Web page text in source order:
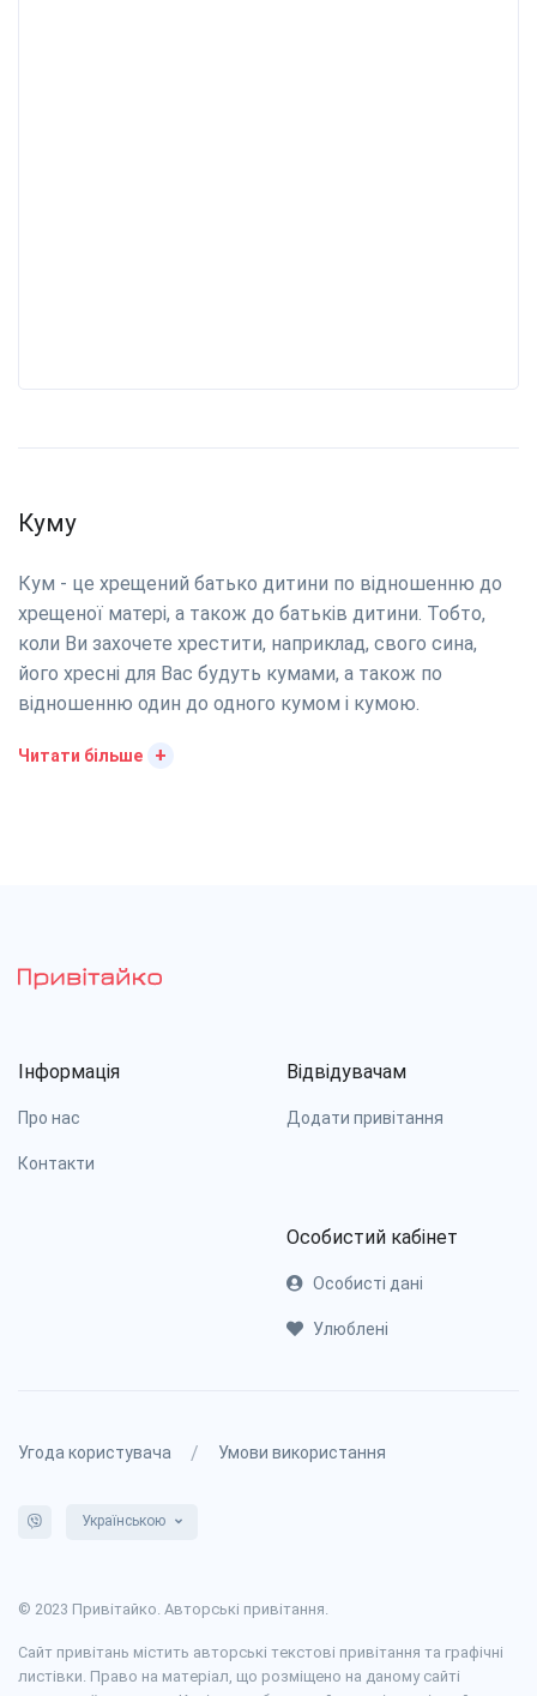
Куму
Кум - це хрещений батько дитини по відношенню до
хрещеної матері, а також до батьків дитини. Тобто,
коли Ви захочете хрестити, наприклад, свого сина,
його хресні для Вас будуть кумами, а також по
відношенню один до одного кумом і кумою.
Читати більше +
Інформація
Про нас
Контакти
Відвідувачам
Додати привітання
Особистий кабінет
Особисті дані
Улюблені
Угода користувача / Умови використання
Українською
© 2023 Привітайко. Авторські привітання.
Сайт привітань містить авторські текстові привітання та графічні
листівки. Право на матеріал, що розміщено на даному сайті